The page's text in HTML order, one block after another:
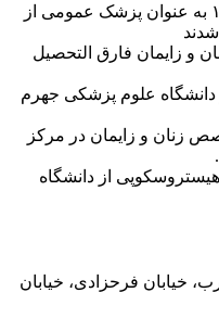
خانم دکتر زهرا زارعیان در سال ۱۳۷۱ به عنوان پزشک عمومی از
زنان و زایمان فارق التحصیل
تا ۱۳۸۴ استادیار دانشگاه علوم پزشکی جهرم
متخصص زنان و زایمان در مرکز
از دانشگاه
خیابان فرحزادی، خیابان